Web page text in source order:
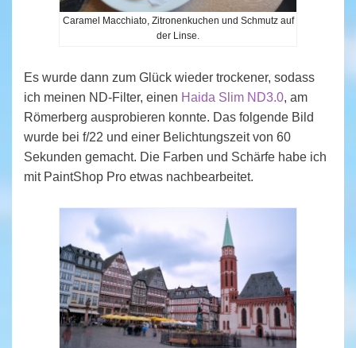
Caramel Macchiato, Zitronenkuchen und Schmutz auf
der Linse.
Es wurde dann zum Glück wieder trockener, sodass
ich meinen ND-Filter, einen Haida Slim ND3.0, am
Römerberg ausprobieren konnte. Das folgende Bild
wurde bei f/22 und einer Belichtungszeit von 60
Sekunden gemacht. Die Farben und Schärfe habe ich
mit PaintShop Pro etwas nachbearbeitet.